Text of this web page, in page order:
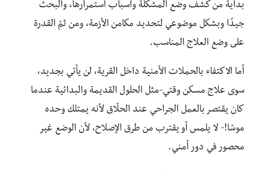
بداية من كشف وضع المشكلة وأسباب استمرارها، والبحث
جيدًا وبشكل موضوعي لتحديد مكامن الأزمة، ومن ثمّ القدرة
على وضع العلاج المناسب.
أما الاكتفاء بالحملات الأمنية داخل القرية، لن يأتي بجديد،
سوى علاج مسكن وقتي-مثل الحلول القديمة والبدائية عندما
كان يقتصر بالعمل الجراحي عند الحلّاق لأنه يمتلك وحده
موسًا!- لا يلمس أو يقترب من طرق الإصلاح، لأن الوضع غير
محصور في دور أمني.